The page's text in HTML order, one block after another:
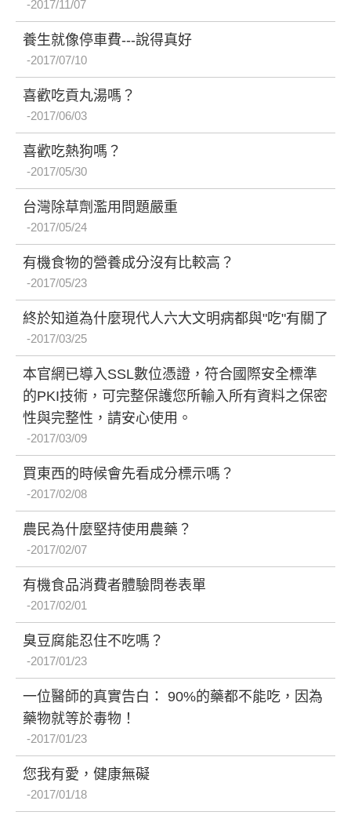
2017/11/07
養生就像停車費---說得真好
2017/07/10
喜歡吃貢丸湯嗎？
2017/06/03
喜歡吃熱狗嗎？
2017/05/30
台灣除草劑濫用問題嚴重
2017/05/24
有機食物的營養成分沒有比較高？
2017/05/23
終於知道為什麼現代人六大文明病都與"吃"有關了
2017/03/25
本官網已導入SSL數位憑證，符合國際安全標準
的PKI技術，可完整保護您所輸入所有資料之保密
性與完整性，請安心使用。
2017/03/09
買東西的時候會先看成分標示嗎？
2017/02/08
農民為什麼堅持使用農藥？
2017/02/07
有機食品消費者體驗問卷表單
2017/02/01
臭豆腐能忍住不吃嗎？
2017/01/23
一位醫師的真實告白： 90%的藥都不能吃，因為
藥物就等於毒物！
2017/01/23
您我有愛，健康無礙
2017/01/18